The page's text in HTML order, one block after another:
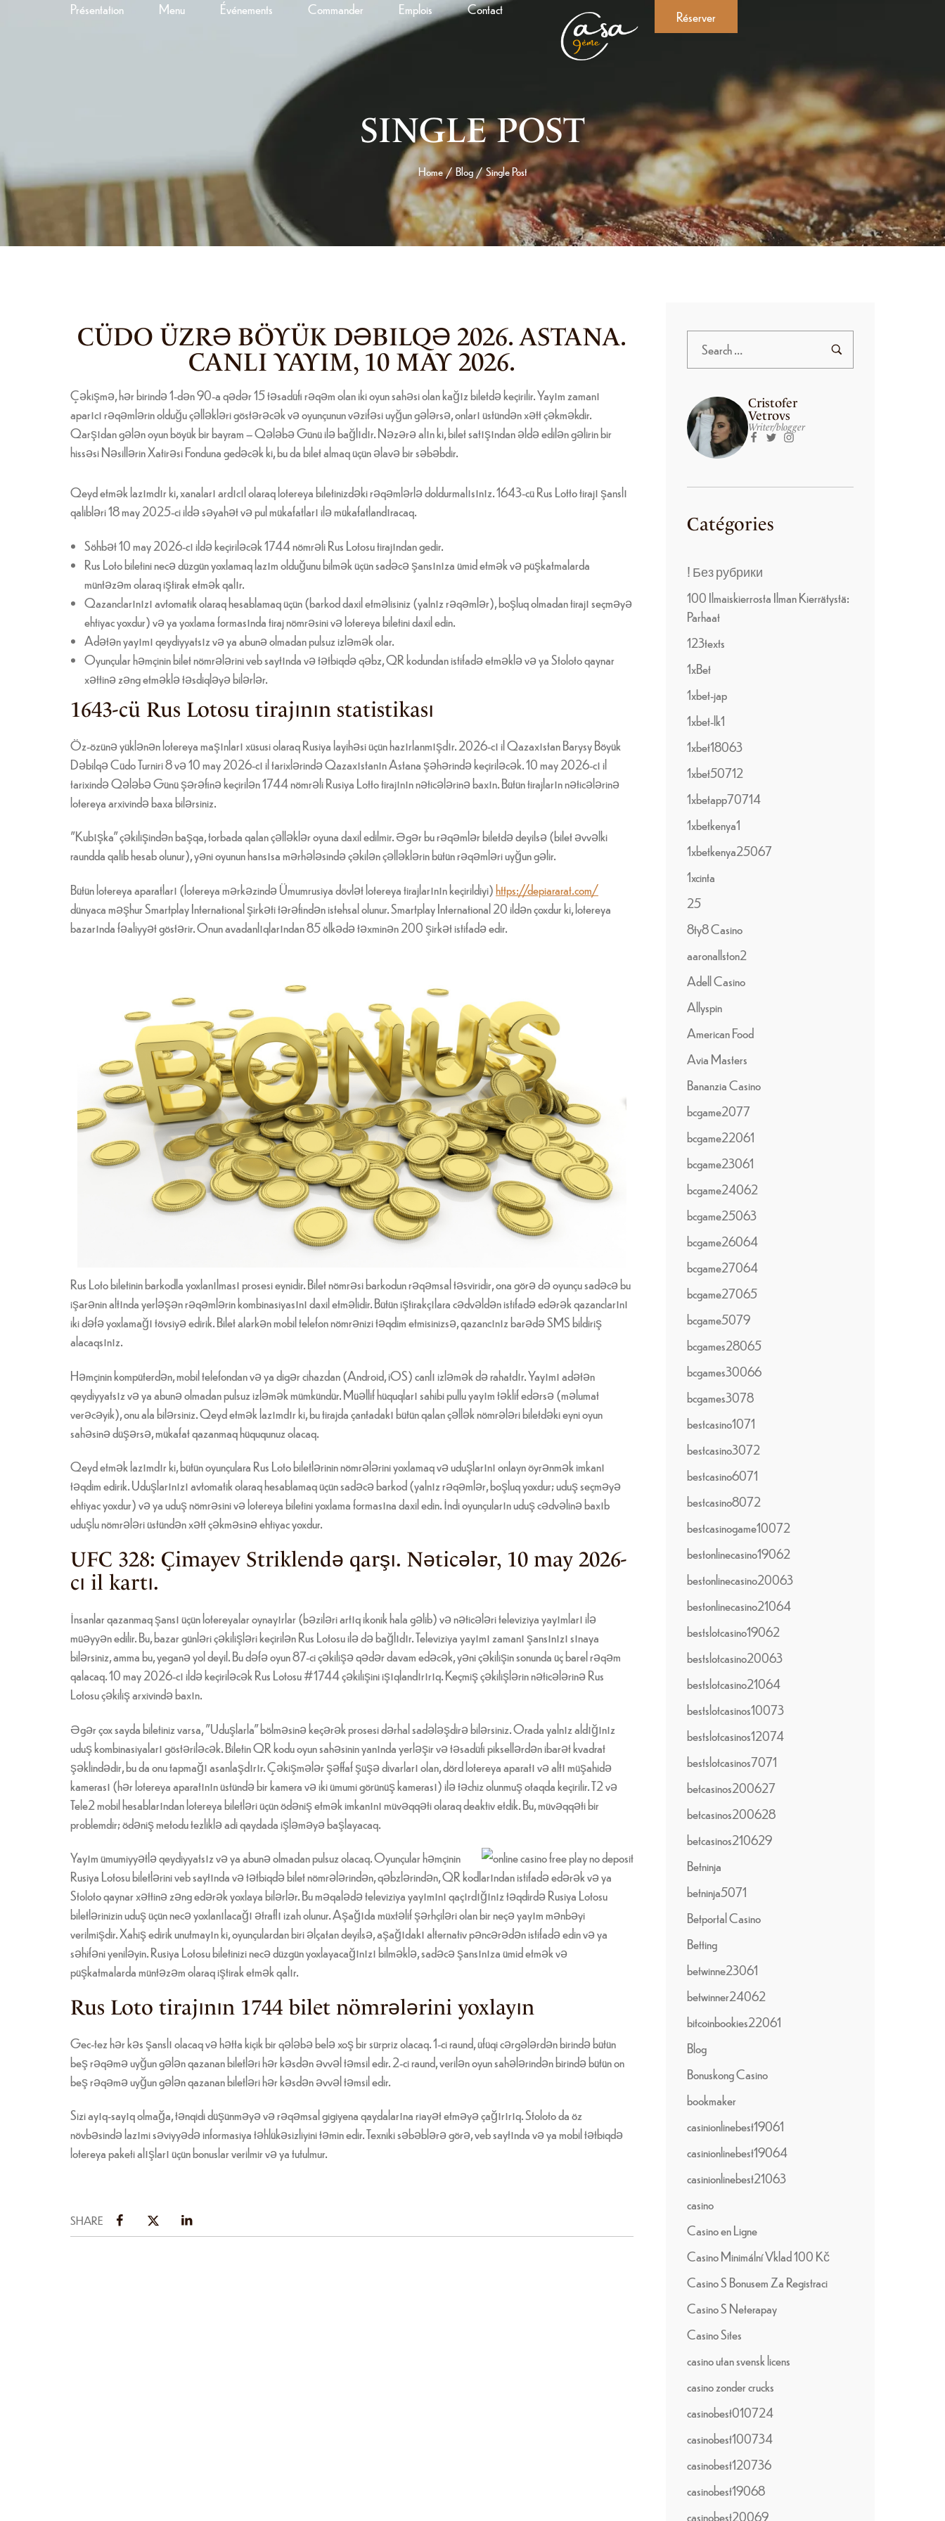
Présentation Menu Événements Commander Emplois Contact Réserver
SINGLE POST
Home / Blog / Single Post
CÜDO ÜZRƏ BÖYÜK DƏBILQƏ 2026. ASTANA.
CANLI YAYIM, 10 MAY 2026.
Çəkişmə, hər birində 1-dən 90-a qədər 15 təsadüfi rəqəm olan iki oyun sahəsi olan kağız biletdə keçirilir. Yayım zamanı
aparıcı rəqəmlərin olduğu çəlləkləri göstərəcək və oyunçunun vəzifəsi uyğun gələrsə, onları üstündən xətt çəkməkdir.
Qarşıdan gələn oyun böyük bir bayram – Qələbə Günü ilə bağlıdır. Nəzərə alın ki, bilet satışından əldə edilən gəlirin bir
hissəsi Nəsillərin Xatirəsi Fonduna gedəcək ki, bu da bilet almaq üçün əlavə bir səbəbdir.
Qeyd etmək lazımdır ki, xanaları ardıcıl olaraq lotereya biletinizdəki rəqəmlərlə doldurmalısınız. 1643-cü Rus Lotto tirajı şanslı
qalibləri 18 may 2025-ci ildə səyahət və pul mükafatları ilə mükafatlandıracaq.
Söhbət 10 may 2026-cı ildə keçiriləcək 1744 nömrəli Rus Lotosu tirajından gedir.
Rus Loto biletini necə düzgün yoxlamaq lazım olduğunu bilmək üçün sadəcə şansınıza ümid etmək və püşkatmalarda
müntəzəm olaraq iştirak etmək qalır.
Qazanclarınızı avtomatik olaraq hesablamaq üçün (barkod daxil etməlisiniz (yalnız rəqəmlər), boşluq olmadan tirajı seçməyə
ehtiyac yoxdur) və ya yoxlama formasında tiraj nömrəsini və lotereya biletini daxil edin.
Adətən yayımı qeydiyyatsız və ya abunə olmadan pulsuz izləmək olar.
Oyunçular həmçinin bilet nömrələrini veb saytında və tətbiqdə qəbz, QR kodundan istifadə etməklə və ya Stoloto qaynar
xəttinə zəng etməklə təsdiqləyə bilərlər.
1643-cü Rus Lotosu tirajının statistikası
Öz-özünə yüklənən lotereya maşınları xüsusi olaraq Rusiya layihəsi üçün hazırlanmışdır. 2026-cı il Qazaxıstan Barysy Böyük
Dəbilqə Cüdo Turniri 8 və 10 may 2026-cı il tarixlərində Qazaxıstanın Astana şəhərində keçiriləcək. 10 may 2026-cı il
tarixində Qələbə Günü şərəfinə keçirilən 1744 nömrəli Rusiya Lotto tirajının nəticələrinə baxın. Bütün tirajların nəticələrinə
lotereya arxivində baxa bilərsiniz.
"Kubışka" çəkilişindən başqa, torbada qalan çəlləklər oyuna daxil edilmir. Əgər bu rəqəmlər biletdə deyilsə (bilet əvvəlki
raundda qalib hesab olunur), yəni oyunun hansısa mərhələsində çəkilən çəlləklərin bütün rəqəmləri uyğun gəlir.
Bütün lotereya aparatları (lotereya mərkəzində Ümumrusiya dövlət lotereya tirajlarının keçirildiyi)https://depiararat.com/
dünyaca məşhur Smartplay International şirkəti tərəfindən istehsal olunur. Smartplay International 20 ildən çoxdur ki, lotereya
bazarında fəaliyyət göstərir. Onun avadanlıqlarından 85 ölkədə təxminən 200 şirkət istifadə edir.
Rus Loto biletinin barkodla yoxlanılması prosesi eynidir. Bilet nömrəsi barkodun rəqəmsal təsviridir, ona görə də oyunçu sadəcə bu
işarənin altında yerləşən rəqəmlərin kombinasiyasını daxil etməlidir. Bütün iştirakçılara cədvəldən istifadə edərək qazanclarını
iki dəfə yoxlamağı tövsiyə edirik. Bilet alarkən mobil telefon nömrənizi təqdim etmisinizsə, qazancınız barədə SMS bildiriş
alacaqsınız.
Həmçinin kompüterdən, mobil telefondan və ya digər cihazdan (Android, iOS) canlı izləmək də rahatdır. Yayımı adətən
qeydiyyatsız və ya abunə olmadan pulsuz izləmək mümkündür. Müəllif hüquqları sahibi pullu yayım təklif edərsə (məlumat
verəcəyik), onu ala bilərsiniz. Qeyd etmək lazımdır ki, bu tirajda çantadakı bütün qalan çəllək nömrələri biletdəki eyni oyun
sahəsinə düşərsə, mükafat qazanmaq hüququnuz olacaq.
Qeyd etmək lazımdır ki, bütün oyunçulara Rus Loto biletlərinin nömrələrini yoxlamaq və uduşlarını onlayn öyrənmək imkanı
təqdim edirik. Uduşlarınızı avtomatik olaraq hesablamaq üçün sadəcə barkod (yalnız rəqəmlər, boşluq yoxdur; uduş seçməyə
ehtiyac yoxdur) və ya uduş nömrəsini və lotereya biletini yoxlama formasına daxil edin. İndi oyunçuların uduş cədvəlinə baxıb
uduşlu nömrələri üstündən xətt çəkməsinə ehtiyac yoxdur.
UFC 328: Çimayev Striklendə qarşı. Nəticələr, 10 may 2026-
cı il kartı.
İnsanlar qazanmaq şansı üçün lotereyalar oynayırlar (bəziləri artıq ikonik hala gəlib) və nəticələri televiziya yayımları ilə
müəyyən edilir. Bu, bazar günləri çəkilişləri keçirilən Rus Lotosu ilə də bağlıdır. Televiziya yayımı zamanı şansınızı sınaya
bilərsiniz, amma bu, yeganə yol deyil. Bu dəfə oyun 87-ci çəkilişə qədər davam edəcək, yəni çəkilişin sonunda üç barel rəqəm
qalacaq. 10 may 2026-cı ildə keçiriləcək Rus Lotosu #1744 çəkilişini işıqlandırırıq. Keçmiş çəkilişlərin nəticələrinə Rus
Lotosu çəkiliş arxivində baxın.
Əgər çox sayda biletiniz varsa, "Uduşlarla" bölməsinə keçərək prosesi dərhal sadələşdirə bilərsiniz. Orada yalnız aldığınız
uduş kombinasiyaları göstəriləcək. Biletin QR kodu oyun sahəsinin yanında yerləşir və təsadüfi piksellərdən ibarət kvadrat
şəklindədir, bu da onu tapmağı asanlaşdırır. Çəkişmələr şəffaf şüşə divarları olan, dörd lotereya aparatı və altı müşahidə
kamerası (hər lotereya aparatının üstündə bir kamera və iki ümumi görünüş kamerası) ilə təchiz olunmuş otaqda keçirilir. T2 və
Tele2 mobil hesablarından lotereya biletləri üçün ödəniş etmək imkanını müvəqqəti olaraq deaktiv etdik. Bu, müvəqqəti bir
problemdir; ödəniş metodu tezliklə adi qaydada işləməyə başlayacaq.
Yayım ümumiyyətlə qeydiyyatsız və ya abunə olmadan pulsuz olacaq. Oyunçular həmçinin
Rusiya Lotosu biletlərini veb saytında və tətbiqdə bilet nömrələrindən, qəbzlərindən, QR kodlarından istifadə edərək və ya
Stoloto qaynar xəttinə zəng edərək yoxlaya bilərlər. Bu məqalədə televiziya yayımını qaçırdığınız təqdirdə Rusiya Lotosu
biletlərinizin uduş üçün necə yoxlanılacağı ətraflı izah olunur. Aşağıda müxtəlif şərhçiləri olan bir neçə yayım mənbəyi
verilmişdir. Xahiş edirik unutmayın ki, oyunçulardan biri əlçatan deyilsə, aşağıdakı alternativ pəncərədən istifadə edin və ya
səhifəni yeniləyin. Rusiya Lotosu biletinizi necə düzgün yoxlayacağınızı bilməklə, sadəcə şansınıza ümid etmək və
püşkatmalarda müntəzəm olaraq iştirak etmək qalır.
Rus Loto tirajının 1744 bilet nömrələrini yoxlayın
Gec-tez hər kəs şanslı olacaq və hətta kiçik bir qələbə belə xoş bir sürpriz olacaq. 1-ci raund, üfüqi cərgələrdən birində bütün
beş rəqəmə uyğun gələn qazanan biletləri hər kəsdən əvvəl təmsil edir. 2-ci raund, verilən oyun sahələrindən birində bütün on
beş rəqəmə uyğun gələn qazanan biletləri hər kəsdən əvvəl təmsil edir.
Sizi ayıq-sayıq olmağa, tənqidi düşünməyə və rəqəmsal gigiyena qaydalarına riayət etməyə çağırırıq. Stoloto da öz
növbəsində lazımi səviyyədə informasiya təhlükəsizliyini təmin edir. Texniki səbəblərə görə, veb saytında və ya mobil tətbiqdə
lotereya paketi alışları üçün bonuslar verilmir və ya tutulmur.
SHARE
Cristofer
Vetrovs
Writer/blogger
Catégories
! Без рубрики
100 Ilmaiskierrosta Ilman Kierrätystä:
Parhaat
123texts
1xBet
1xbet-jap
1xbet-lk1
1xbet18063
1xbet50712
1xbetapp70714
1xbetkenya1
1xbetkenya25067
1xcinta
25
8ty8 Casino
aaronallston2
Adell Casino
Allyspin
American Food
Avia Masters
Bananzia Casino
bcgame2077
bcgame22061
bcgame23061
bcgame24062
bcgame25063
bcgame26064
bcgame27064
bcgame27065
bcgame5079
bcgames28065
bcgames30066
bcgames3078
bestcasino1071
bestcasino3072
bestcasino6071
bestcasino8072
bestcasinogame10072
bestonlinecasino19062
bestonlinecasino20063
bestonlinecasino21064
bestslotcasino19062
bestslotcasino20063
bestslotcasino21064
bestslotcasinos10073
bestslotcasinos12074
bestslotcasinos7071
betcasinos200627
betcasinos200628
betcasinos210629
Betninja
betninja5071
Betportal Casino
Betting
betwinne23061
betwinner24062
bitcoinbookies22061
Blog
Bonuskong Casino
bookmaker
casinionlinebest19061
casinionlinebest19064
casinionlinebest21063
casino
Casino en Ligne
Casino Minimální Vklad 100 Kč
Casino S Bonusem Za Registraci
Casino S Neterapay
Casino Sites
casino utan svensk licens
casino zonder crucks
casinobest010724
casinobest100734
casinobest120736
casinobest19068
casinobest20069